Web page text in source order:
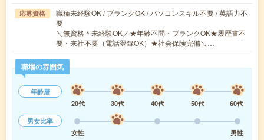
応募資格
職種未経験OK / ブランクOK / パソコンスキル不要 / 英語力不
要
＼無資格＊未経験OK／★年齢不問・ブランクOK★履歴書不
要・来社不要（電話登録OK）★社会保険完備＼…
職場の雰囲気
年齢層
20代
30代 40代 50代
60代
男女比率
女性
男性